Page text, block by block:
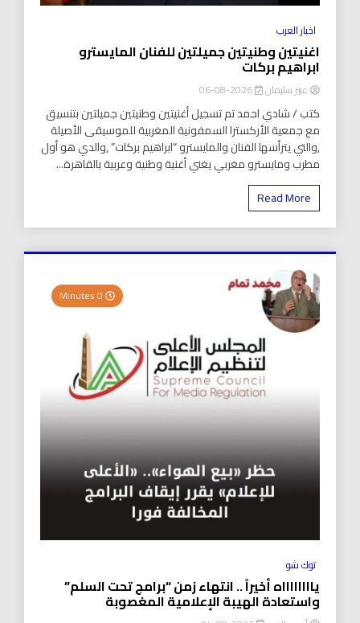
اخبار العرب
اغنيتين وطنيتين جميلتين للفنان المايسترو
ابراهيم بركات
عبير سليمان 2026-08-06
كتب / شادي احمد تم تسجيل أغنيتين وطنيتين جميلتين بتنسيق
مع جمعية الأركسترا السمفونية المغربية للموسيقى الأصيلة
,والتي يترأسها الفنان والمايسترو “ابراهيم بركات” ,والدي هو أول
مطرب ومايسترو مغربي يغني أغنية وطنية وعربية بالقاهرة...
Read More
توك شو
يااااااااه أخيراً .. انتهاء زمن “برامج تحت السلم”
واستعادة الهيبة الإعلامية المغصوبة